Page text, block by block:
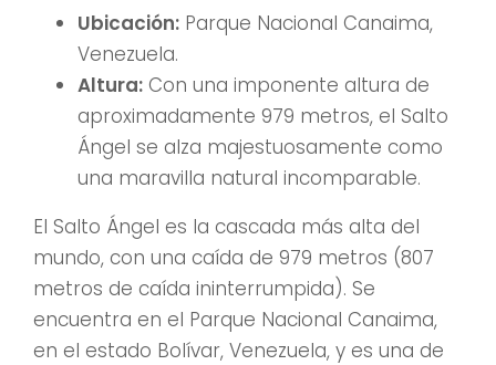
Ubicación: Parque Nacional Canaima,
Venezuela.
Altura: Con una imponente altura de
aproximadamente 979 metros, el Salto
Ángel se alza majestuosamente como
una maravilla natural incomparable.
El Salto Ángel es la cascada más alta del
mundo, con una caída de 979 metros (807
metros de caída ininterrumpida). Se
encuentra en el Parque Nacional Canaima,
en el estado Bolívar, Venezuela, y es una de